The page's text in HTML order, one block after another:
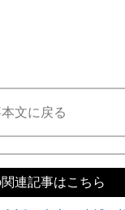
文に戻る
連記事はこちら